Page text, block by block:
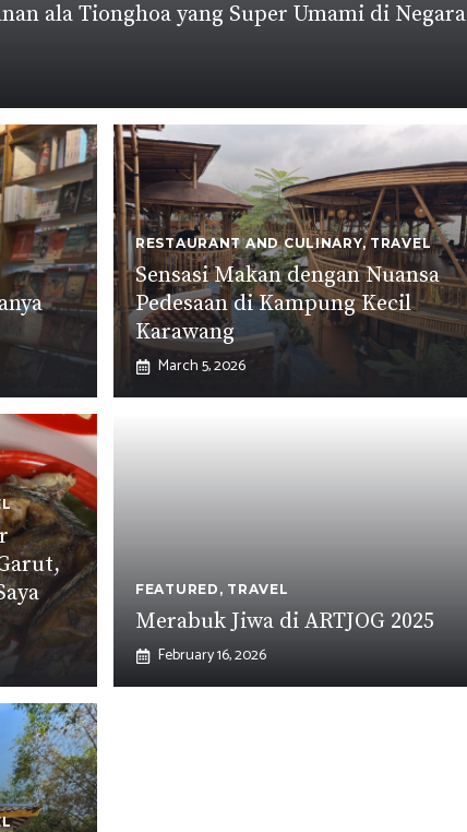
ala Tionghoa yang Super Umami di Negara
RESTAURANT AND CULINARY,TRAVEL
Sensasi Makan dengan Nuansa
Pedesaan di Kampung Kecil
Karawang
March 5, 2026
FEATURED , TRAVEL
Merabuk Jiwa di ARTJOG 2025
February 16, 2026